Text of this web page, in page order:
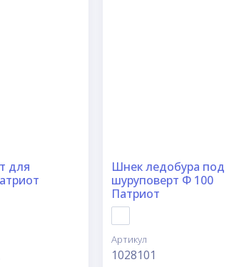
для
Шнек ледобура под
шуруповерт Ф 100
Патриот
Артикул
1028101